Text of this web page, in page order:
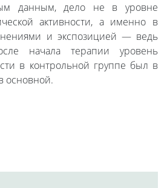
данным, дело не в уровне
активности, а именно в
и экспозицией — ведь
начала терапии уровень
в контрольной группе был в
основной.